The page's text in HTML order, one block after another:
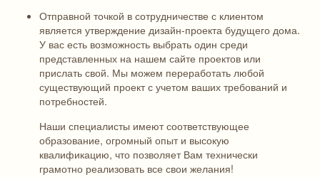
Отправной точкой в сотрудничестве с клиентом
является утверждение дизайн-проекта будущего дома.
У вас есть возможность выбрать один среди
представленных на нашем сайте проектов или
прислать свой. Мы можем переработать любой
существующий проект с учетом ваших требований и
потребностей.
Наши специалисты имеют соответствующее
образование, огромный опыт и высокую
квалификацию, что позволяет Вам технически
грамотно реализовать все свои желания!